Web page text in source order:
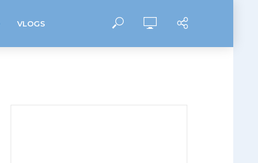
VLOGS